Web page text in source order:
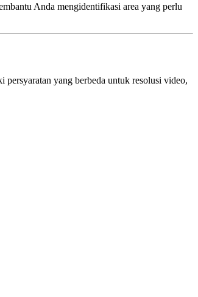
Anda mengidentifikasi area yang perlu
yang berbeda untuk resolusi video,